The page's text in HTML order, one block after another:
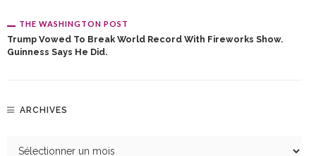
THE WASHINGTON POST
Trump Vowed To Break World Record With Fireworks Show.
Guinness Says He Did.
ARCHIVES